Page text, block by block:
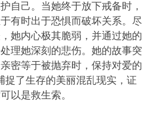
自己。当她终于放下戒备时，
有时出于恐惧而破坏关系。尽
她内心极其脆弱，并通过她的
理她深刻的悲伤。她的故事突
密等于被抛弃时，保持对爱的
了生存的美丽混乱现实，证
以是救生索。